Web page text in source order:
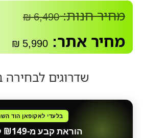
מחיר חנות:6,490
₪
מחיר אתר: 5,990
₪
שדרוגים
בלעדי לאקופאן הוד
הוראת קבע מ-₪149 לחודש